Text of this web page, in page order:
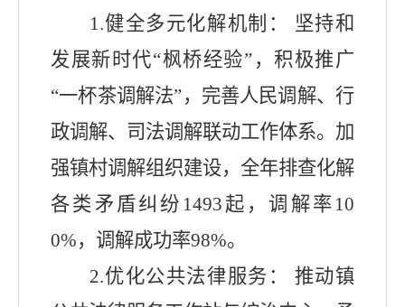
1.健全多元化解机制： 坚持和
发展新时代“枫桥经验” ，积极推广
“一杯茶调解法”， 完善人民调解、行
政调解、司法调解联动工作体系。加
强镇村调解组织建设，全年排查化解
各类矛盾纠纷 1493 起， 调解率 10
0%， 调解成功率98%。
2.优化公共法律服务： 推动镇